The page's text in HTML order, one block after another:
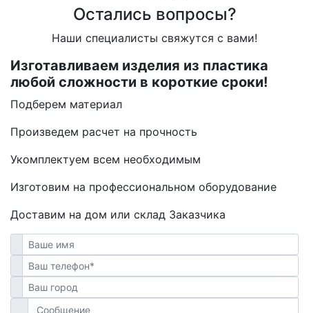
Остались вопросы?
Наши специалисты свяжутся с вами!
Изготавливаем изделия из пластика
любой сложности в короткие сроки!
Подберем материал
Произведем расчет на прочность
Укомплектуем всем необходимым
Изготовим на профессиональном оборудование
Доставим на дом или склад Заказчика